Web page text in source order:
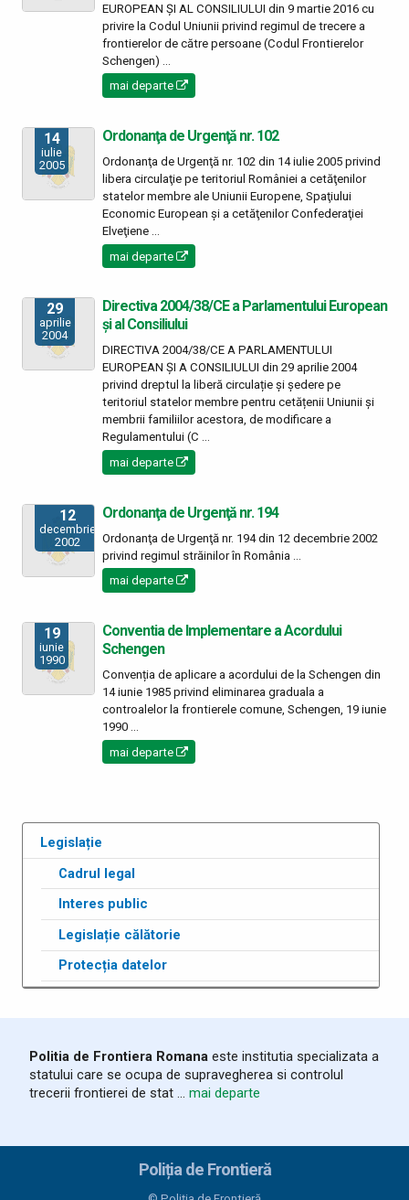
EUROPEAN ȘI AL CONSILIULUI din 9 martie 2016 cu
privire la Codul Uniunii privind regimul de trecere a
frontierelor de către persoane (Codul Frontierelor
Schengen) ...
mai departe
14
iulie
2005
Ordonanţa de Urgenţă nr. 102
Ordonanţa de Urgenţă nr. 102 din 14 iulie 2005 privind
libera circulaţie pe teritoriul României a cetăţenilor
statelor membre ale Uniunii Europene, Spaţiului
Economic European şi a cetăţenilor Confederaţiei
Elveţiene ...
mai departe
29
aprilie
2004
Directiva 2004/38/CE a Parlamentului European
și al Consiliului
DIRECTIVA 2004/38/CE A PARLAMENTULUI
EUROPEAN ȘI A CONSILIULUI din 29 aprilie 2004
privind dreptul la liberă circulație și ședere pe
teritoriul statelor membre pentru cetățenii Uniunii și
membrii familiilor acestora, de modificare a
Regulamentului (C ...
mai departe
12
decembrie
2002
Ordonanţa de Urgenţă nr. 194
Ordonanţa de Urgenţă nr. 194 din 12 decembrie 2002
privind regimul străinilor în România ...
mai departe
19
iunie
1990
Conventia de Implementare a Acordului
Schengen
Convenția de aplicare a acordului de la Schengen din
14 iunie 1985 privind eliminarea graduala a
controalelor la frontierele comune, Schengen, 19 iunie
1990 ...
mai departe
Legislație
Cadrul legal
Interes public
Legislație călătorie
Protecția datelor
Politia de Frontiera Romana este institutia specializata a
statului care se ocupa de supravegherea si controlul
trecerii frontierei de stat ... mai departe
Poliția de Frontieră